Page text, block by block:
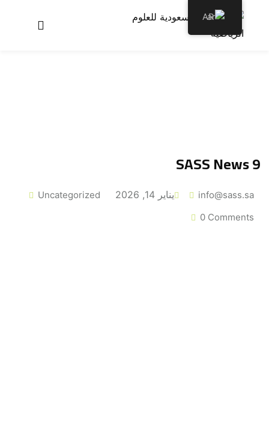
SASS News 9
info@sass.sa يناير 14, 2026
Uncategorized
0 Comments
AR